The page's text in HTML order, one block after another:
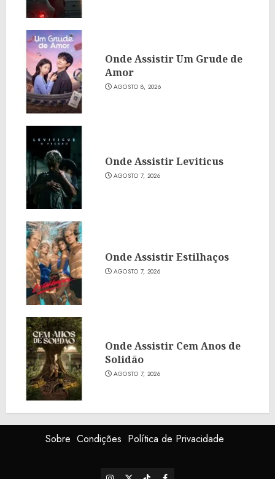
Onde Assistir Um Grude de
Amor
AGOSTO 8, 2026
Onde Assistir Leviticus
AGOSTO 7, 2026
Onde Assistir Estilhaços
AGOSTO 7, 2026
Onde Assistir Cem Anos de
Solidão
AGOSTO 7, 2026
Sobre Condições Política de Privacidade
Instagram
X TikTokFacebook